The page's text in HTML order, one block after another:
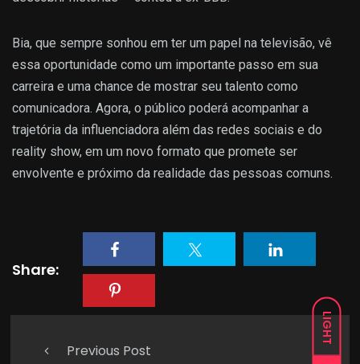
LIGHT
Bia, que sempre sonhou em ter um papel na televisão, vê
essa oportunidade como um importante passo em sua
carreira e uma chance de mostrar seu talento como
comunicadora. Agora, o público poderá acompanhar a
trajetória da influenciadora além das redes sociais e do
reality show, em um novo formato que promete ser
envolvente e próximo da realidade das pessoas comuns.
Share:
Previous Post